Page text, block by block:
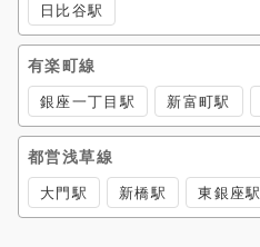
日比谷駅
有楽町線
銀座一丁目駅 新富町駅
都営浅草線
大門駅 新橋駅 東銀座駅